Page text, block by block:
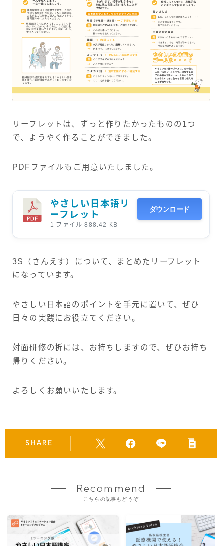
リーフレットは、ずっと作りたかったものの1つ
で、ようやく作ることができました。
PDFファイルもご用意いたしました。
やさしい日本語リ
ーフレット
1 ファイル888.42 KB
ダウンロード
3S（さんえす）について、まとめたリーフレット
になっています。
やさしい日本語のポイントを手元に置いて、ぜひ
日々の実践にお役立てください。
対面研修の折には、お持ちしますので、ぜひお持ち
帰りください。
よろしくお願いいたします。
SHARE
Recommend
こちらの記事もどうぞ